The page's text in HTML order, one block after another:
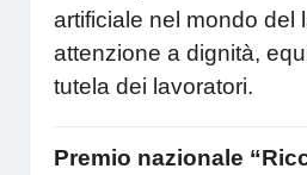
artificiale nel mondo del
attenzione a dignità,
tutela dei lavoratori.
Premio nazionale